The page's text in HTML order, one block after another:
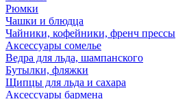
Рюмки
Чашки и блюдца
Чайники, кофейники, френч прессы
Аксессуары сомелье
Ведра для льда, шампанского
Бутылки, фляжки
Щипцы для льда и сахара
Аксессуары бармена